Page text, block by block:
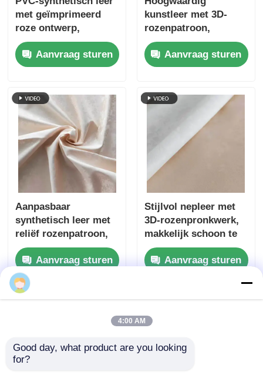
met geïmprimeerd
roze ontwerp,
krabstoestand en
aanpasbaar
Aanvraag sturen
kunstleer met 3D-
rozenpatroon,
duurzaam en
milieuvriendelijk voor
tafelkleden
Aanvraag sturen
Aanpasbaar
synthetisch leer met
reliëf rozenpatroon,
ideaal voor
tafelkleden in hotels
en thuis
Aanvraag sturen
Stijlvol nepleer met
3D-rozenpronkwerk,
makkelijk schoon te
maken en aangepaste
kleuren voor
Aanvraag sturen
Sitemap
Privacybeleid
4:00 AM
Good day, what product are you looking
for?